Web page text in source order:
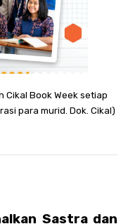
Cikal Book Week setiap
para murid. Dok. Cikal)
Sastra dan